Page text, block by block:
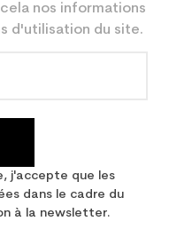
nos informations
d'utilisation du site.
j'accepte que les
dans le cadre du
à la newsletter.